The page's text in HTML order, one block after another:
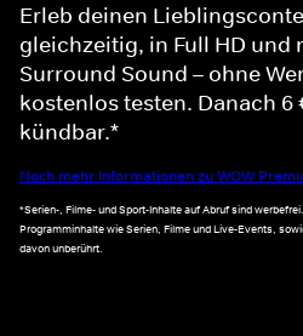
Erleb deinen
gleichzeitig, in Full HD und
Surround Sound – ohne
kostenlos testen. Danach 6
kündbar.*
Noch mehr Informationen zu WOW
*Serien-, Filme- und Sport-Inhalte auf Abruf sind
Programminhalte wie Serien, Filme und Live-Events,
davon unberührt.